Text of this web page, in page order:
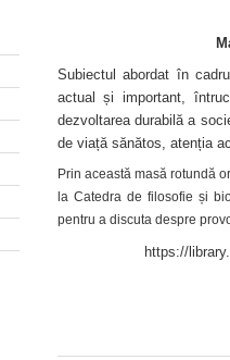
Subiectul abordat în
actual și important,
dezvoltarea durabilă a
de viață sănătos, atenția
Prin această masă rotundă
la Catedra de filosofie și
pentru a discuta despre
https://